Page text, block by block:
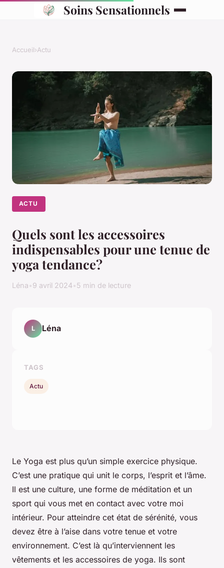
Soins Sensationnels
Accueil›Actu
ACTU
Quels sont les accessoires
indispensables pour une tenue de
yoga tendance?
Léna•9 avril 2024•5 min de lecture
Le Yoga est plus qu’un simple exercice physique.
C’est une pratique qui unit le corps, l’esprit et l’âme.
Il est une culture, une forme de méditation et un
sport qui vous met en contact avec votre moi
intérieur. Pour atteindre cet état de sérénité, vous
devez être à l’aise dans votre tenue et votre
environnement. C’est là qu’interviennent les
vêtements et les accessoires de yoga. Ils sont
L Léna
TAGS
Actu